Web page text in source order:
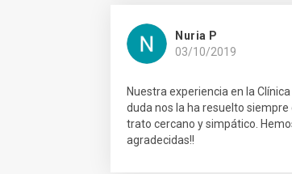
Nuria P
03/10/2019
Nuestra experiencia en la
duda nos la ha resuelto
trato cercano y simpático.
agradecidas!!